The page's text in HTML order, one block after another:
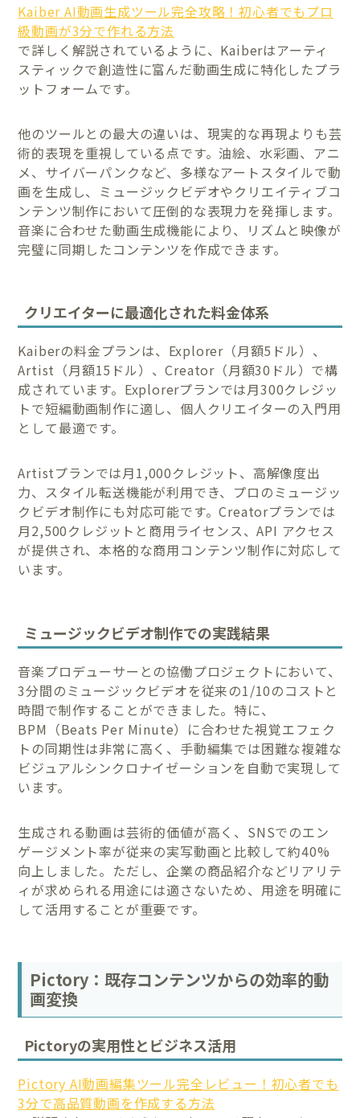
Kaiber AI動画生成ツール完全攻略！初心者でもプロ
級動画が3分で作れる方法
で詳しく解説されているように、Kaiberはアーティ
スティックで創造性に富んだ動画生成に特化したプラ
ットフォームです。
他のツールとの最大の違いは、現実的な再現よりも芸
術的表現を重視している点です。油絵、水彩画、アニ
メ、サイバーパンクなど、多様なアートスタイルで動
画を生成し、ミュージックビデオやクリエイティブコ
ンテンツ制作において圧倒的な表現力を発揮します。
音楽に合わせた動画生成機能により、リズムと映像が
完璧に同期したコンテンツを作成できます。
クリエイターに最適化された料金体系
Kaiberの料金プランは、Explorer（月額5ドル）、
Artist（月額15ドル）、Creator（月額30ドル）で構
成されています。Explorerプランでは月300クレジッ
トで短編動画制作に適し、個人クリエイターの入門用
として最適です。
Artistプランでは月1,000クレジット、高解像度出
力、スタイル転送機能が利用でき、プロのミュージッ
クビデオ制作にも対応可能です。Creatorプランでは
月2,500クレジットと商用ライセンス、API アクセス
が提供され、本格的な商用コンテンツ制作に対応して
います。
ミュージックビデオ制作での実践結果
音楽プロデューサーとの協働プロジェクトにおいて、
3分間のミュージックビデオを従来の1/10のコストと
時間で制作することができました。特に、
BPM（Beats Per Minute）に合わせた視覚エフェク
トの同期性は非常に高く、手動編集では困難な複雑な
ビジュアルシンクロナイゼーションを自動で実現して
います。
生成される動画は芸術的価値が高く、SNSでのエン
ゲージメント率が従来の実写動画と比較して約40%
向上しました。ただし、企業の商品紹介などリアリテ
ィが求められる用途には適さないため、用途を明確に
して活用することが重要です。
Pictory：既存コンテンツからの効率的動
画変換
Pictoryの実用性とビジネス活用
Pictory AI動画編集ツール完全レビュー！初心者でも
3分で高品質動画を作成する方法